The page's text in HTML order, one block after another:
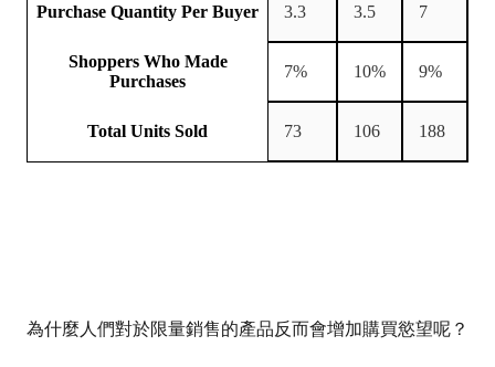
Purchase Quantity Per Buyer 3.3 3.5 7
Shoppers Who Made
Purchases
7% 10% 9%
Total Units Sold 73 106 188
為什麼人們對於限量銷售的產品反而會增加購買慾望呢？